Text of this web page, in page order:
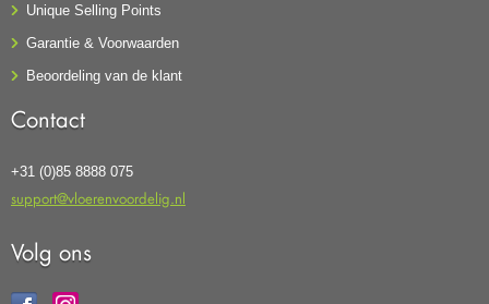
Unique Selling Points
Garantie & Voorwaarden
Beoordeling van de klant
Contact
+31 (0)85 8888 075
support@vloerenvoordelig.nl
Volg ons